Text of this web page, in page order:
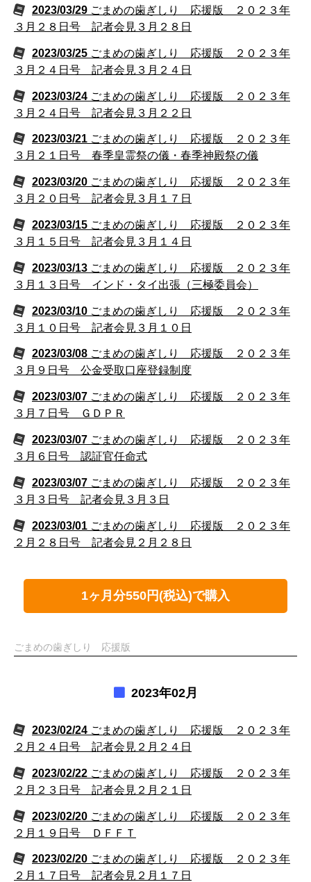
2023/03/29 ごまめの歯ぎしり 応援版 ２０２３年
３月２８日号 記者会見３月２８日
2023/03/25 ごまめの歯ぎしり 応援版 ２０２３年
３月２４日号 記者会見３月２４日
2023/03/24 ごまめの歯ぎしり 応援版 ２０２３年
３月２４日号 記者会見３月２２日
2023/03/21 ごまめの歯ぎしり 応援版 ２０２３年
３月２１日号 春季皇霊祭の儀・春季神殿祭の儀
2023/03/20 ごまめの歯ぎしり 応援版 ２０２３年
３月２０日号 記者会見３月１７日
2023/03/15 ごまめの歯ぎしり 応援版 ２０２３年
３月１５日号 記者会見３月１４日
2023/03/13 ごまめの歯ぎしり 応援版 ２０２３年
３月１３日号 インド・タイ出張（三極委員会）
2023/03/10 ごまめの歯ぎしり 応援版 ２０２３年
３月１０日号 記者会見３月１０日
2023/03/08 ごまめの歯ぎしり 応援版 ２０２３年
３月９日号 公金受取口座登録制度
2023/03/07 ごまめの歯ぎしり 応援版 ２０２３年
３月７日号 ＧＤＰＲ
2023/03/07 ごまめの歯ぎしり 応援版 ２０２３年
３月６日号 認証官任命式
2023/03/07 ごまめの歯ぎしり 応援版 ２０２３年
３月３日号 記者会見３月３日
2023/03/01 ごまめの歯ぎしり 応援版 ２０２３年
２月２８日号 記者会見２月２８日
1ヶ月分550円(税込)で購入
ごまめの歯ぎしり 応援版
2023年02月
2023/02/24 ごまめの歯ぎしり 応援版 ２０２３年
２月２４日号 記者会見２月２４日
2023/02/22 ごまめの歯ぎしり 応援版 ２０２３年
２月２３日号 記者会見２月２１日
2023/02/20 ごまめの歯ぎしり 応援版 ２０２３年
２月１９日号 ＤＦＦＴ
2023/02/20 ごまめの歯ぎしり 応援版 ２０２３年
２月１７日号 記者会見２月１７日